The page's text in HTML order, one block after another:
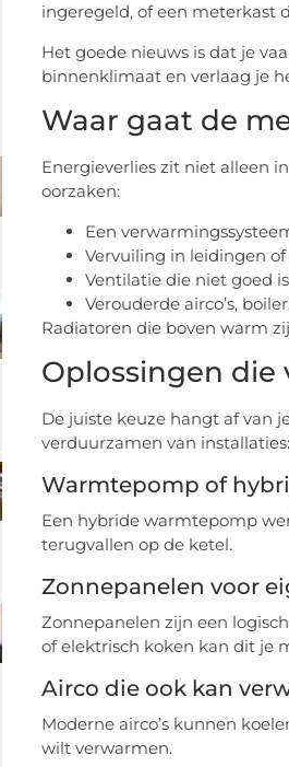
ingeregeld, of een meterkast
Het goede nieuws is dat je
binnenklimaat en verlaag je
Waar gaat de
Energieverlies zit niet alleen
oorzaken:
Een
Vervuiling in leidingen
Ventilatie die niet goed
Verouderde airco’s,
Radiatoren die boven warm
Oplossingen die
De juiste keuze hangt af van
verduurzamen van installaties:
Warmtepomp of
Een hybride warmtepomp
terugvallen op de ketel.
Zonnepanelen voor
Zonnepanelen zijn een
of elektrisch koken kan dit je
Airco die ook kan
Moderne airco’s kunnen
wilt verwarmen.